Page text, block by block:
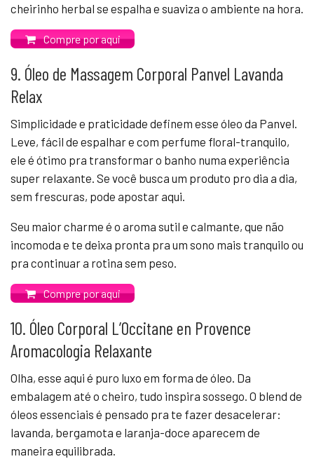
cheirinho herbal se espalha e suaviza o ambiente na hora.
Compre por aqui
9. Óleo de Massagem Corporal Panvel Lavanda
Relax
Simplicidade e praticidade definem esse óleo da Panvel.
Leve, fácil de espalhar e com perfume floral-tranquilo,
ele é ótimo pra transformar o banho numa experiência
super relaxante. Se você busca um produto pro dia a dia,
sem frescuras, pode apostar aqui.
Seu maior charme é o aroma sutil e calmante, que não
incomoda e te deixa pronta pra um sono mais tranquilo ou
pra continuar a rotina sem peso.
Compre por aqui
10. Óleo Corporal L’Occitane en Provence
Aromacologia Relaxante
Olha, esse aqui é puro luxo em forma de óleo. Da
embalagem até o cheiro, tudo inspira sossego. O blend de
óleos essenciais é pensado pra te fazer desacelerar:
lavanda, bergamota e laranja-doce aparecem de
maneira equilibrada.